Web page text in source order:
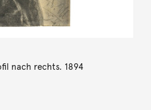
nach rechts. 1894